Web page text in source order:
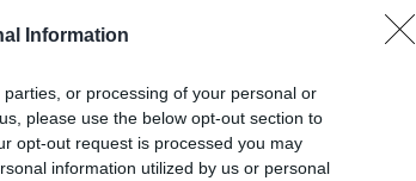
Information
or processing of your personal or
please use the below opt-out section to
opt-out request is processed you may
information utilized by us or personal
8 ώρες πριν